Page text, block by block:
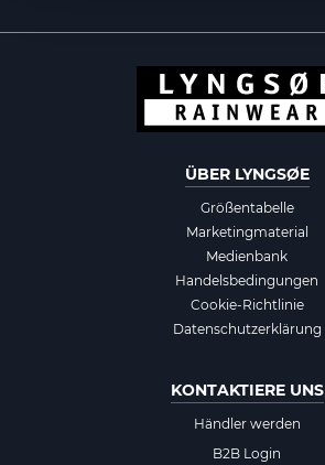
ÜBER LYNGSØE
Größentabelle
Marketingmaterial
Medienbank
Handelsbedingungen
Cookie-Richtlinie
Datenschutzerklärung
KONTAKTIERE UNS
Händler werden
B2B Login